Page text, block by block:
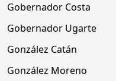
Gobernador Costa
Gobernador Ugarte
González Catán
González Moreno